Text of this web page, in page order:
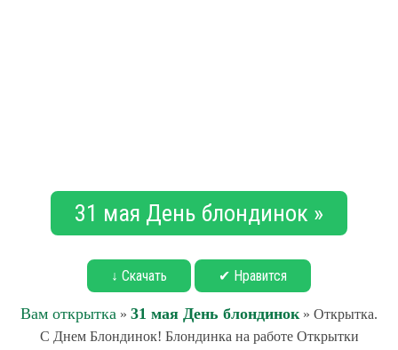
31 мая День блондинок »
↓ Скачать ✔ Нравится
Вам открытка » 31 мая День блондинок » Открытка.
С Днем Блондинок! Блондинка на работе Открытки